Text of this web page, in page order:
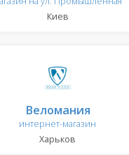
Киев
Веломания
интернет-магазин
Харьков